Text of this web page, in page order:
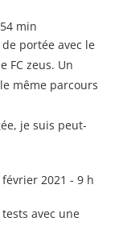
min
portée avec le
FC zeus. Un
même parcours
je suis peut-
février 2021 - 9 h
avec une